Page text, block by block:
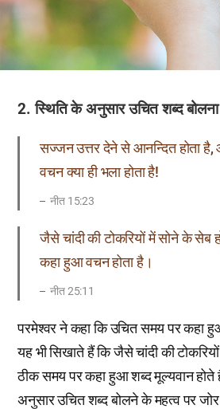
2. स्थिति के अनुसार उचित शब्द बोलना
सज्जन उत्तर देने से आनन्दित होता
वचन क्या ही भला होता है!
नीत 15:23
जैसे चांदी की टोकरियों में सोने के सेब
कहा हुआ वचन होता है।
नीत 25:11
परमेश्वर ने कहा कि उचित समय पर कहा
यह भी सिखाते हैं कि जैसे चांदी की
ठीक समय पर कहा हुआ शब्द मूल्यवान होते
अनुसार उचित शब्द बोलने के महत्व पर जोर